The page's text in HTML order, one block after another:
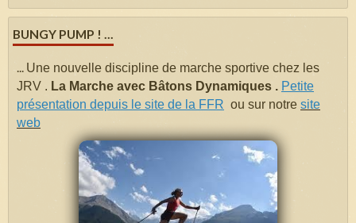
BUNGY PUMP ! ...
... Une nouvelle discipline de marche sportive chez les
JRV . La Marche avec Bâtons Dynamiques . Petite
présentation depuis le site de la FFR ou sur notre site
web